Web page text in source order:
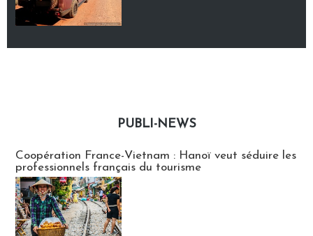
PUBLI-NEWS
Coopération France-Vietnam : Hanoï veut séduire les
professionnels français du tourisme